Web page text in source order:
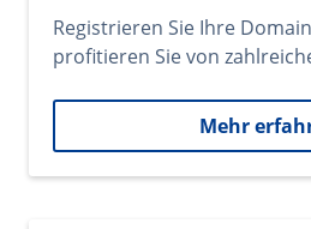
Registrieren Sie Ihre
profitieren Sie von
Mehr